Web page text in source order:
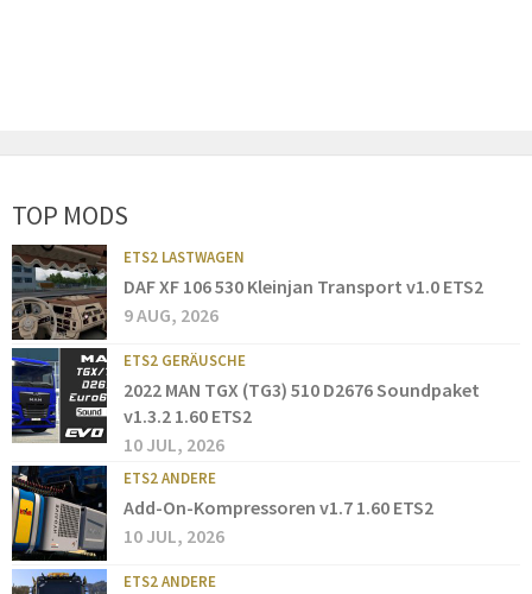
TOP MODS
ETS2 LASTWAGEN
DAF XF 106 530 Kleinjan Transport v1.0 ETS2
9 AUG, 2026
ETS2 GERÄUSCHE
2022 MAN TGX (TG3) 510 D2676 Soundpaket
v1.3.2 1.60 ETS2
10 JUL, 2026
ETS2 ANDERE
Add-On-Kompressoren v1.7 1.60 ETS2
10 JUL, 2026
ETS2 ANDERE